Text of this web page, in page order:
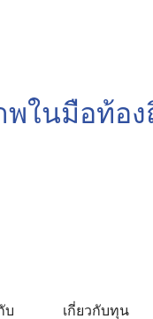
บ
เกี่ยวกับทุน
Search
for:
ในมือท้อง